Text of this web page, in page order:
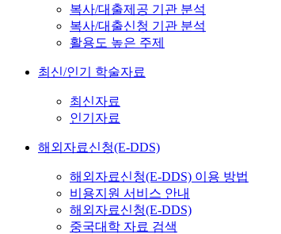
복사/대출제공 기관 분석
복사/대출신청 기관 분석
활용도 높은 주제
최신/인기 학술자료
최신자료
인기자료
해외자료신청(E-DDS)
해외자료신청(E-DDS) 이용 방법
비용지원 서비스 안내
해외자료신청(E-DDS)
중국대학 자료 검색